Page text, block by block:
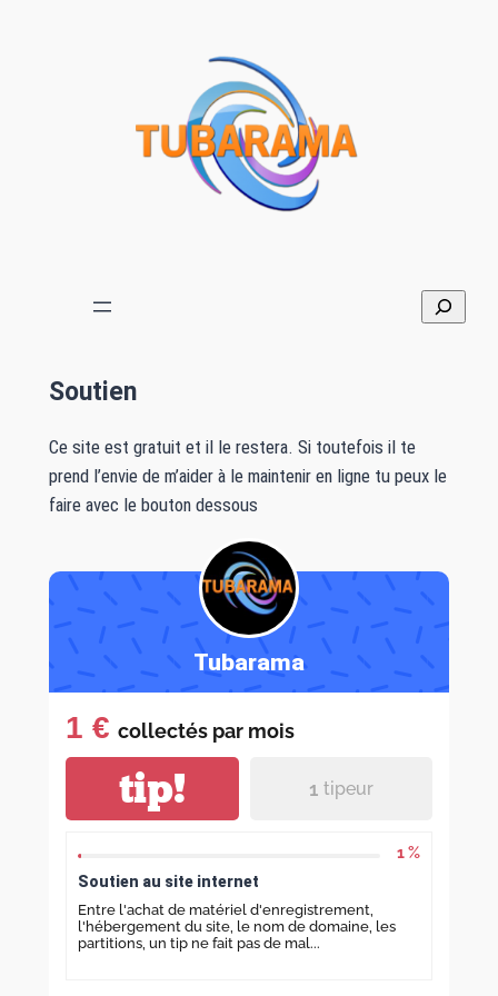
Soutien
Ce site est gratuit et il le restera. Si toutefois il te
prend l’envie de m’aider à le maintenir en ligne tu peux le
faire avec le bouton dessous
Tubarama
1 € collectés par mois
tip! 1 tipeur
1 %
Soutien au site internet
Entre l'achat de matériel d'enregistrement,
l'hébergement du site, le nom de domaine, les
partitions, un tip ne fait pas de mal...